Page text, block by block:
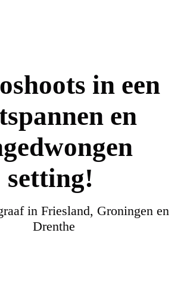
in een
en
setting!
in Friesland, Groningen en
Drenthe